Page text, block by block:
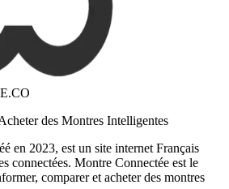
des Montres Intelligentes
en 2023, est un site internet Français
connectées. Montre Connectée est le
comparer et acheter des montres